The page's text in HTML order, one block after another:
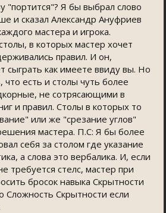
"портится"? Я бы выбрал слово
и сказал Александр Ануфриев
мастера и игрока.
в которых мастер хочет
правил. И он,
сыграть как имеете ввиду вы. Но
что есть и столы чуть более
не сотрясающими в
и правил. Столы в которых то
или же "срезание углов"
мастера. П.С: Я бы более
себя за столом где указание
а слова это вербалика. И, если
требуется стелс, мастер при
бросок навыка Скрытности
Сложность Скрытности если